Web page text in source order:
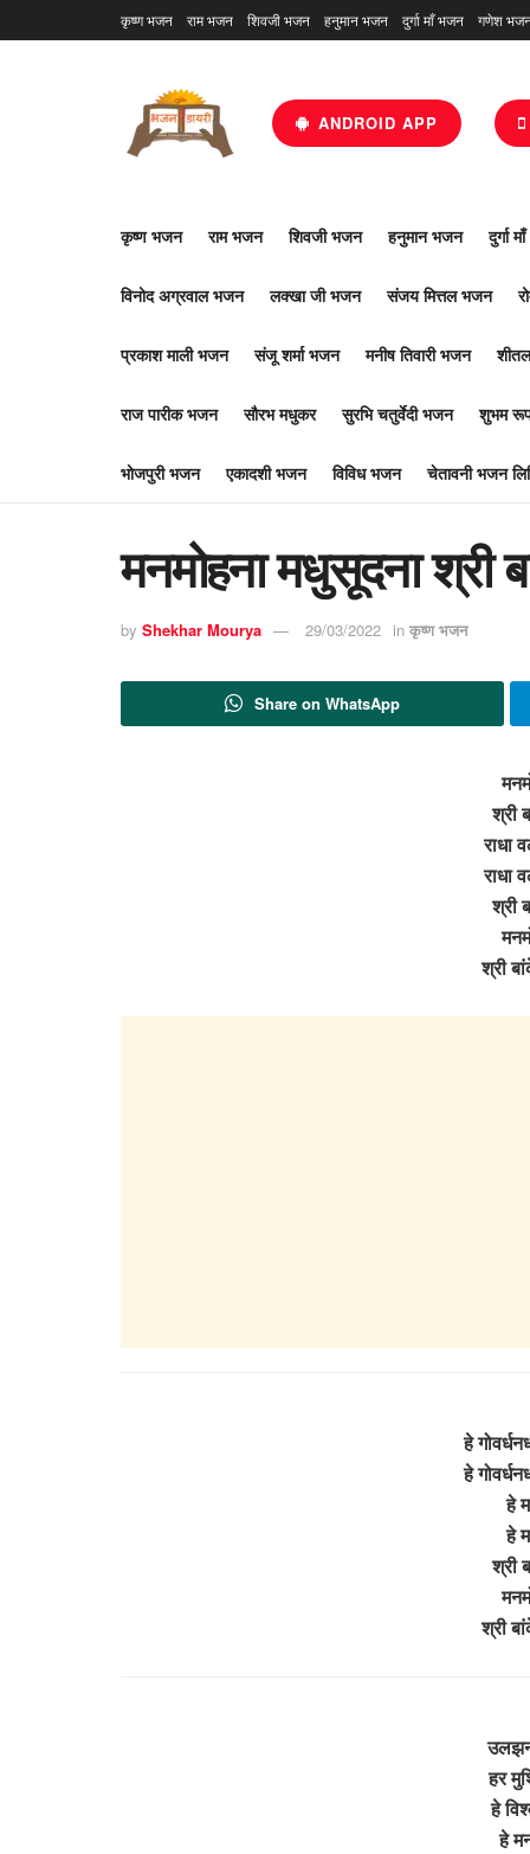
कृष्ण भजन राम भजन शिवजी भजन हनुमान भजन दुर्गा माँ भजन गणेश
ANDROID APP
कृष्ण भजन राम भजन शिवजी भजन हनुमान भजन दुर्गा
विनोद अग्रवाल भजन लक्खा जी भजन संजय मित्तल भजन
प्रकाश माली भजन संजू शर्मा भजन मनीष तिवारी भजन
राज पारीक भजन सौरभ मधुकर सुरभि चतुर्वेदी भजन शुभम
भोजपुरी भजन एकादशी भजन विविध भजन चेतावनी भजन
मनमोहना मधुसूदना श्री
by Shekhar Mourya 29/03/2022 in कृष्ण भजन
Share on WhatsApp
श्री
राधा
राधा
श्री
श्री
हे
हे
हे
हे
श्री
श्री
हर
हे
हे